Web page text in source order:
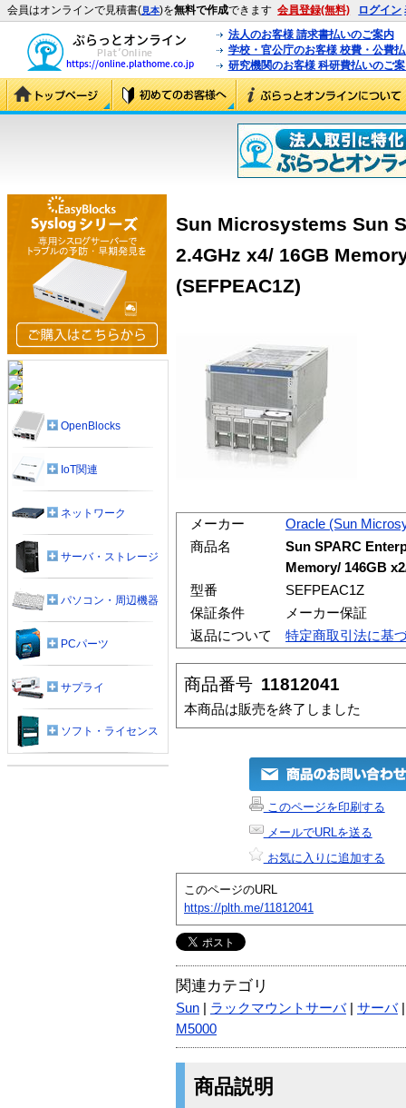
会員はオンラインで見積書(見本)を無料で作成できます 会員登録(無料) ログイン
法人のお客様 請求書払いのご案内
学校・官公庁のお客様 校費・公費
研究機関のお客様 科研費払いのご
Sun Microsystems Sun
2.4GHz x4/ 16GB
(SEFPEAC1Z)
メーカー
Oracle (Sun
商品名
Sun SPARC
Memory/ 146GB
型番
SEFPEAC1Z
保証条件
メーカー保証
返品について
特定商取引法に基
商品番号 11812041
本商品は販売を終了しました
このページを印刷する
メールでURLを送る
お気に入りに追加する
このページのURL
https://plth.me/11812041
関連カテゴリ
Sun ラックマウントサーバ| サーバ
M5000
商品説明
OpenBlocks
IoT関連
ネットワーク
サーバ・ストレージ
パソコン・周辺機器
PCパーツ
サプライ
ソフト・ライセンス